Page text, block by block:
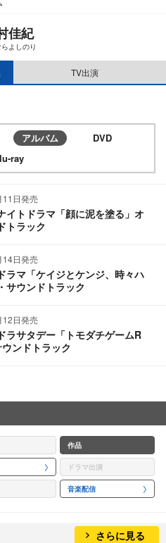
佳紀
よしのり
TV出演
アルバム
DVD
ray
日発売
イトドラマ「顔に泥を塗る」オ
トラック
日発売
ラマ「ケイジとケンジ、時々ハ
サウンドトラック
日発売
ラサタデー「トモダチゲームR
ンドトラック
作品
ドラマ出演
音楽配信
さらに見る